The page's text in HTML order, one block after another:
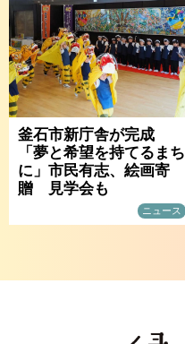
釜石市新庁舎が完成
「夢と希望を持てるまち
に」市民有志、絵画寄
贈 見学会も
ニュース